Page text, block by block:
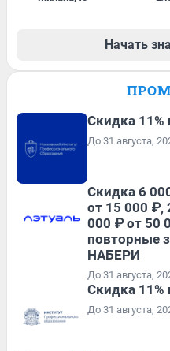
Начать
Скидка 11%
До 31 августа,
Скидка 6
от 15 000 ₽,
000 ₽ от 50
повторные
НАБЕРИ
До 31 августа,
Скидка 11%
До 31 августа,